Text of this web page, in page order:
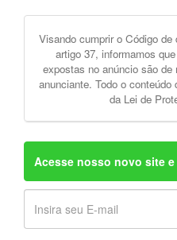
Visando cumprir o Código
artigo 37, informamos
expostas no anúncio são
anunciante. Todo o
da Lei de
Acesse nosso novo site